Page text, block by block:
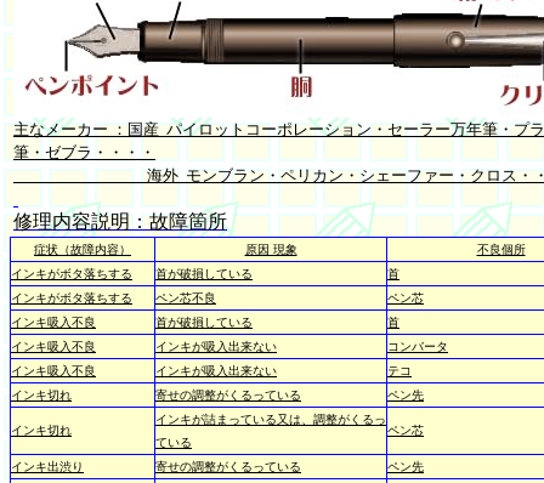
主なメーカー ：国産 パイロットコーポレーション・セーラー万年筆・プ
筆・ゼブラ・・・・
海外 モンブラン・ペリカン・シェーファー・クロス・
修理内容説明：故障箇所
症状（故障内容） 原因 現象
不良個所
インキがボタ落ちする
首が破損している
首
インキがボタ落ちする
ペン芯不良
ペン芯
インキ吸入不良
首が破損している
首
インキ吸入不良
インキが吸入出来ない
コンバータ
インキ吸入不良
インキが吸入出来ない
テコ
インキ切れ
寄せの調整がくるっている ペン先
インキ切れ
インキが詰まっている又は、調整がくるっ
ている
ペン芯
インキ出渋り 寄せの調整がくるっている ペン先